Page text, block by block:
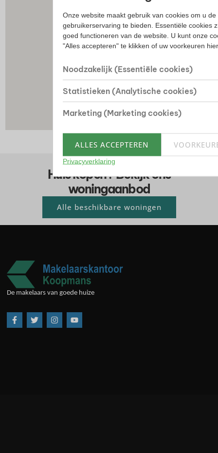
Huis kopen? Bekijk ons
woningaanbod
Alle beschikbare woningen
De makelaars van goede huize
Onze website maakt gebruik van cookies om u
gebruikerservaring te bieden. Essentiële cookies
goed functioneren van de website. U kunt onze
"Alles accepteren" te klikken of uw voorkeuren
Noodzakelijk (Essentiële cookies)
Statistieken (Analytische cookies)
Marketing (Marketing cookies)
ALLES ACCEPTEREN
Privacyverklaring